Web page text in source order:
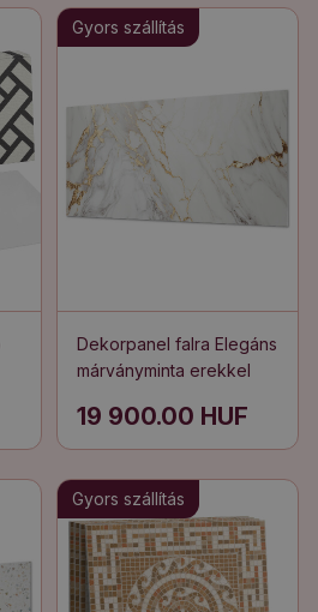
Gyors szállítás
Dekorpanel falra Elegáns
márványminta erekkel
19 900.00 HUF
Gyors szállítás